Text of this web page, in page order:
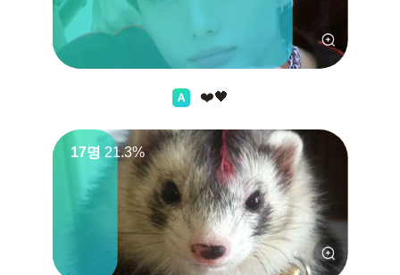
❤️🖤
17명 21.3%